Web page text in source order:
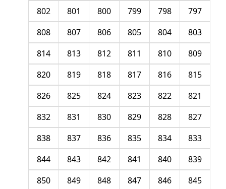
797
798
799
800
801
802
803
804
805
806
807
808
809
810
811
812
813
814
815
816
817
818
819
820
821
822
823
824
825
826
827
828
829
830
831
832
833
834
835
836
837
838
839
840
841
842
843
844
845
846
847
848
849
850